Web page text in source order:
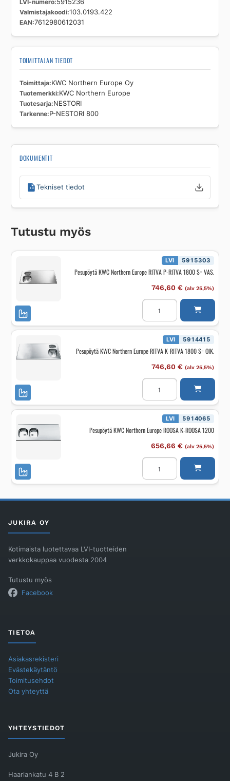
LVI-numero 5915236
Valmistajakoodi 103.0193.422
EAN 7612980612031
TOIMITTAJAN TIEDOT
Toimittaja KWC Northern Europe Oy
Tuotemerkki KWC Northern Europe
Tuotesarja NESTORI
Tarkenne P-NESTORI 800
DOKUMENTIT
Tekniset tiedot
Tutustu myös
LVI 5915303
Pesupöytä KWC Northern Europe RITVA P-RITVA 1800 S= VAS.
746,60 € (alv 25,5%)
Pesupöytä
Northern
Europe
RITVA
1800
VAS.
LVI 5914415
Pesupöytä KWC Northern Europe RITVA K-RITVA 1800 S= OIK.
746,60 € (alv 25,5%)
Pesupöytä
Northern
Europe
RITVA
1800
OIK.
LVI 5914065
Pesupöytä KWC Northern Europe ROOSA K-ROOSA 1200
656,66 € (alv 25,5%)
Pesupöytä
Northern
Europe
ROOSA
JUKIRA OY
Kotimaista luotettavaa LVI-tuotteiden
verkkokauppaa vuodesta 2004
Tutustu myös
Facebook
TIETOA
Asiakasrekisteri
Evästekäytäntö
Toimitusehdot
Ota yhteyttä
YHTEYSTIEDOT
Jukira Oy
Haarlankatu 4 B 2